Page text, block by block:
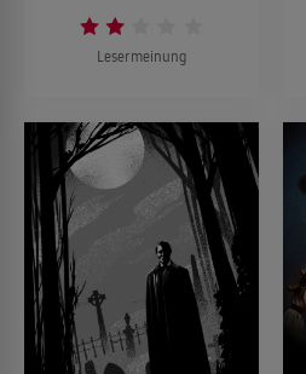
Lesermeinung